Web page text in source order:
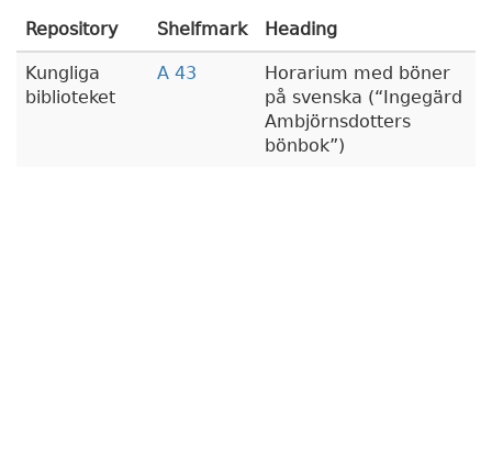
Repository Shelfmark Heading
Kungliga
biblioteket
A 43
Horarium med böner
på svenska ( Ingegärd
Ambjörnsdotters
bönbok )